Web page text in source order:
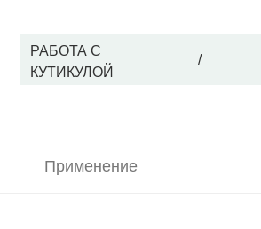
РАБОТА С
КУТИКУЛОЙ
/
Применение